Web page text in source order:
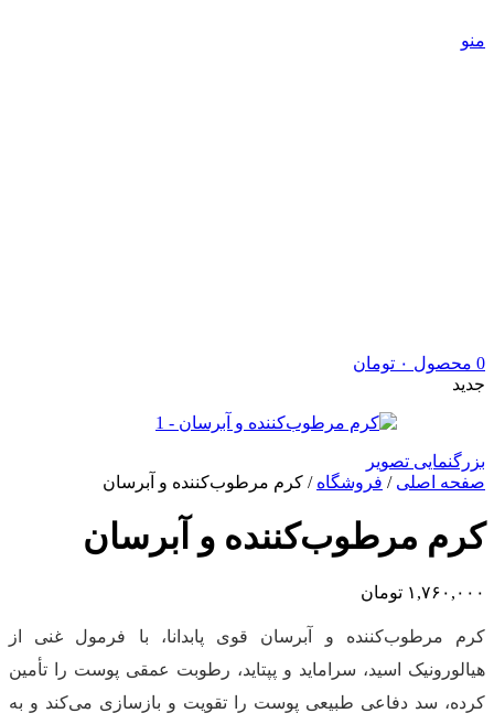
منو
0 محصول ۰ تومان
جدید
بزرگنمایی تصویر
صفحه اصلی / فروشگاه / کرم مرطوب‌کننده و آبرسان
کرم مرطوب‌کننده و آبرسان
۱,۷۶۰,۰۰۰ تومان
کرم مرطوب‌کننده و آبرسان قوی پابدانا، با فرمول غنی از
هیالورونیک اسید، سراماید و پپتاید، رطوبت عمقی پوست را تأمین
کرده، سد دفاعی طبیعی پوست را تقویت و بازسازی می‌کند و به